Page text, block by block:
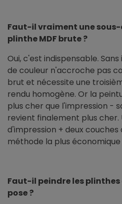
Faut-il vraiment une sous-
plinthe MDF brute ?
Oui, c'est indispensable.
de couleur n'accroche pas
brut et nécessite une
rendu homogène. Or la
plus cher que l'impression -
revient finalement plus cher.
d'impression + deux couches
méthode la plus
Faut-il peindre les
pose ?